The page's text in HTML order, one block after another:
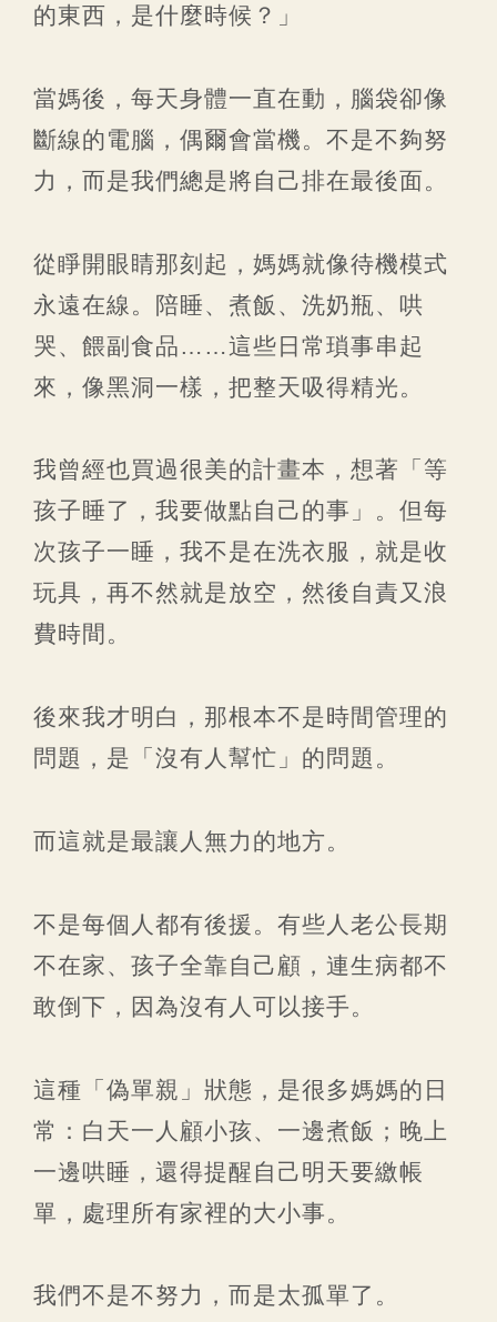
的東西，是什麼時候？」
當媽後，每天身體一直在動，腦袋卻像
斷線的電腦，偶爾會當機。不是不夠努
力，而是我們總是將自己排在最後面。
從睜開眼睛那刻起，媽媽就像待機模式
永遠在線。陪睡、煮飯、洗奶瓶、哄
哭、餵副食品……這些日常瑣事串起
來，像黑洞一樣，把整天吸得精光。
我曾經也買過很美的計畫本，想著「等
孩子睡了，我要做點自己的事」。但每
次孩子一睡，我不是在洗衣服，就是收
玩具，再不然就是放空，然後自責又浪
費時間。
後來我才明白，那根本不是時間管理的
問題，是「沒有人幫忙」的問題。
而這就是最讓人無力的地方。
不是每個人都有後援。有些人老公長期
不在家、孩子全靠自己顧，連生病都不
敢倒下，因為沒有人可以接手。
這種「偽單親」狀態，是很多媽媽的日
常：白天一人顧小孩、一邊煮飯；晚上
一邊哄睡，還得提醒自己明天要繳帳
單，處理所有家裡的大小事。
我們不是不努力，而是太孤單了。